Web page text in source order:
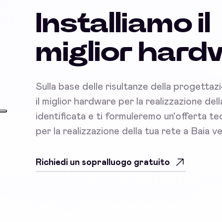
Installiamo il
miglior
Sulla base delle risultanze della
il miglior hardware per la realizzazione
identificata e ti formuleremo un'offerta
per la realizzazione della tua rete a Baia
Richiedi un sopralluogo gratuito